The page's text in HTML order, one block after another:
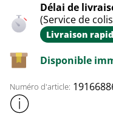
Délai de
(Service de
Livraison
Disponible
Numéro d'article:
Afficher plus